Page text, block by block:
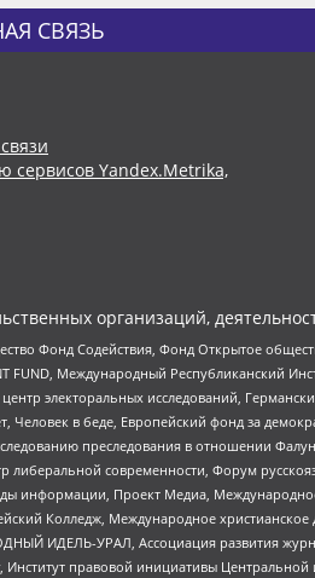
СВЯЗЬ
сервисов Yandex.Metrika,
организаций,
Фонд Содействия, Фонд Открытое
FUND, Международный Республиканский
электоральных исследований,
Человек в беде, Европейский фонд за
преследования в отношении
либеральной современности, Форум
Проект Медиа,
Колледж, Международное
ИДЕЛЬ-УРАЛ, Ассоциация развития
правовой инициативы